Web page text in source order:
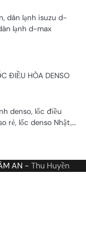
dàn lạnh isuzu d-
lạnh d-max
ĐIỀU HÒA DENSO
denso, lốc điều
rẻ, lốc denso Nhật,…
AN - Thu Huyền